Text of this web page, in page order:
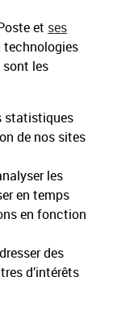
et ses
technologies
les
statistiques
de nos sites
les
en temps
en fonction
des
d’intérêts